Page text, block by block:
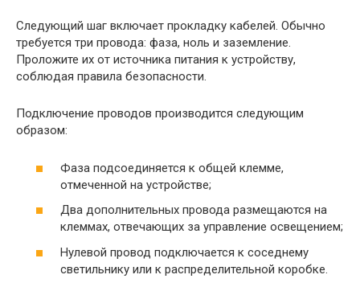
Следующий шаг включает прокладку кабелей. Обычно
требуется три провода: фаза, ноль и заземление.
Проложите их от источника питания к устройству,
соблюдая правила безопасности.
Подключение проводов производится следующим
образом:
Фаза подсоединяется к общей клемме,
отмеченной на устройстве;
Два дополнительных провода размещаются на
клеммах, отвечающих за управление освещением;
Нулевой провод подключается к соседнему
светильнику или к распределительной коробке.